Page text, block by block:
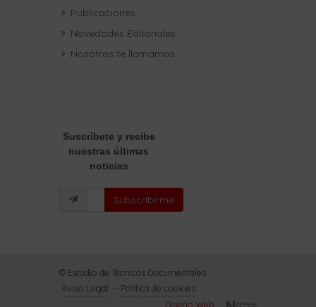
Publicaciones
Novedades Editoriales
Nosotros te llamamos
Suscríbete y recibe
nuestras últimas
noticias
Subscribirme
© Estudio de Técnicas Documentales ·
Aviso Legal - Política de cookies
Diseño Web